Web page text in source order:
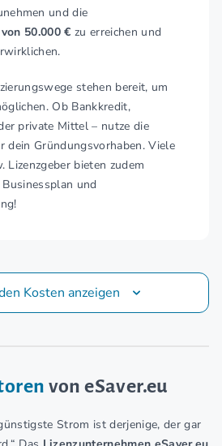
und die
50.000 € zu erreichen und
stehen bereit, um
Ob Bankkredit,
private Mittel – nutze die
dein Gründungsvorhaben. Viele
Lizenzgeber bieten zudem
und
Kosten anzeigen
von eSaver.eu
Strom ist derjenige, der gar